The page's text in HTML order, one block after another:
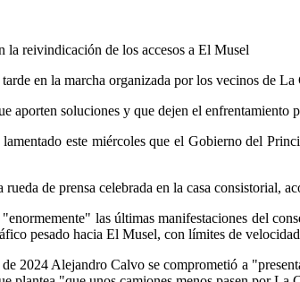
reivindicación de los accesos a El Musel
en la marcha organizada por los vecinos de
aporten soluciones y que dejen el enfrentamiento
este miércoles que el Gobierno del
de prensa celebrada en la casa
las últimas manifestaciones del
pesado hacia El Musel, con límites de
2024 Alejandro Calvo se comprometió a